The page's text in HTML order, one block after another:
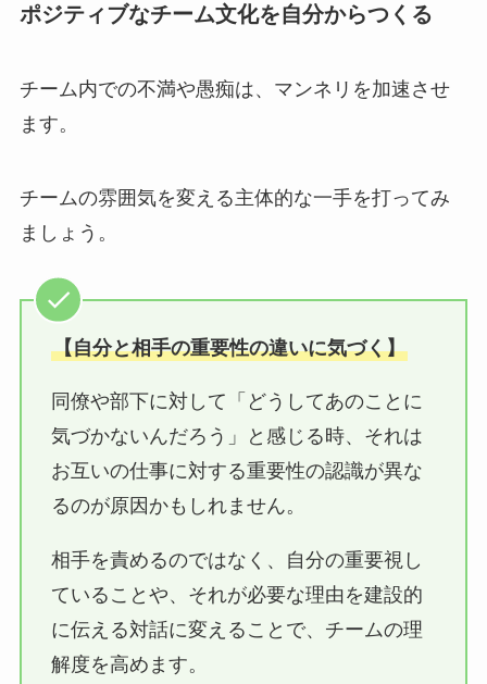
ポジティブなチーム文化を自分からつくる
チーム内での不満や愚痴は、マンネリを加速させ
ます。
チームの雰囲気を変える主体的な一手を打ってみ
ましょう。
【自分と相手の重要性の違いに気づく】
同僚や部下に対して「どうしてあのことに
気づかないんだろう」と感じる時、それは
お互いの仕事に対する重要性の認識が異な
るのが原因かもしれません。
相手を責めるのではなく、自分の重要視し
ていることや、それが必要な理由を建設的
に伝える対話に変えることで、チームの理
解度を高めます。